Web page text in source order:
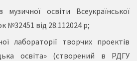
музичної освіти Всеукраїнської
№32451 від 28.112024 р;
лабораторії творчих проектів
освіта» (створений в РДГУ